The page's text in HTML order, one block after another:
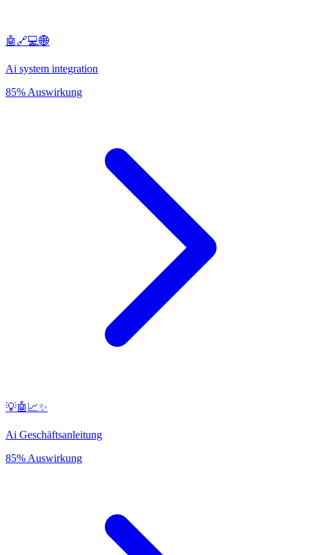
🤖🔗💻🌐
Ai system integration
85% Auswirkung
💡🤖📈✨
Ai Geschäftsanleitung
85% Auswirkung